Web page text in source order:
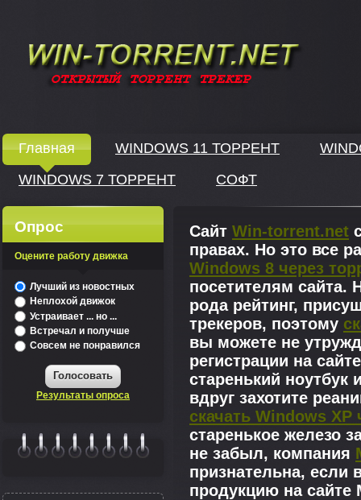
Главная WINDOWS 11 ТОРРЕНТ
WINDOWS 7 ТОРРЕНТ
СОФТ
Сайт Win-torrent.net
правах. Но это все
Windows 8 через
посетителям сайта.
рода рейтинг,
трекеров, поэтому
вы можете не
регистрации на
старенький
вдруг захотите
скачать Windows XP
старенькое железо
не забыл, компания
признательна, если
продукцию на сайте
Опрос
Оцените работу движка
Лучший из новостных
Неплохой движок
Устраивает ... но ...
Встречал и получше
Совсем не понравился
Голосовать
Результаты опроса